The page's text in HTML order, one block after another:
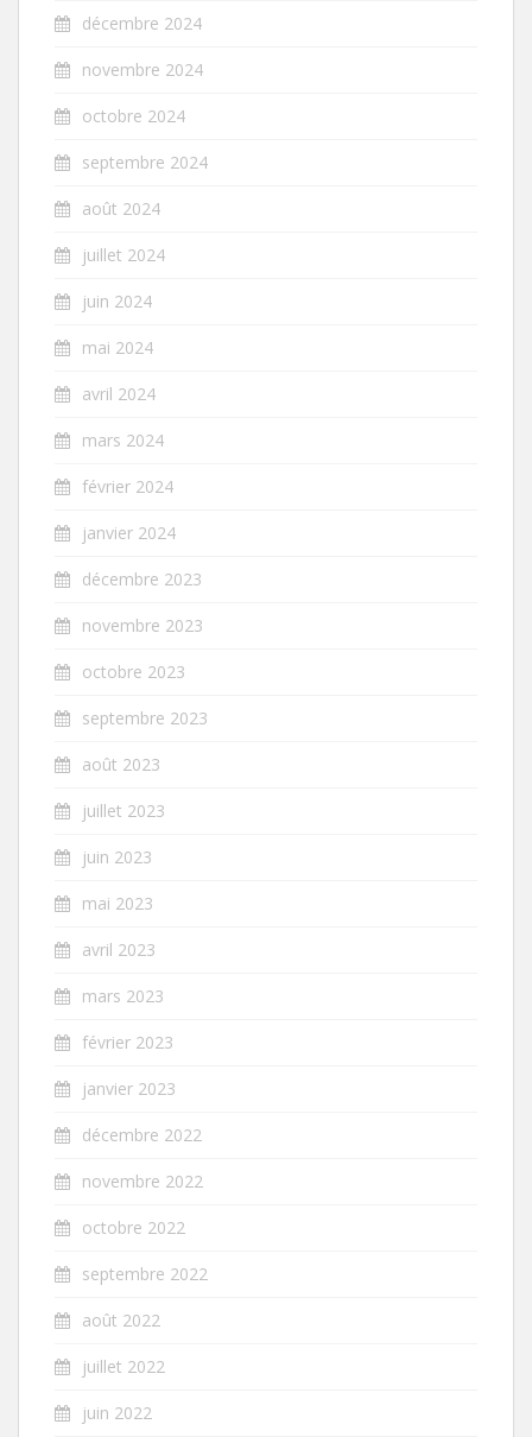
décembre 2024
novembre 2024
octobre 2024
septembre 2024
août 2024
juillet 2024
juin 2024
mai 2024
avril 2024
mars 2024
février 2024
janvier 2024
décembre 2023
novembre 2023
octobre 2023
septembre 2023
août 2023
juillet 2023
juin 2023
mai 2023
avril 2023
mars 2023
février 2023
janvier 2023
décembre 2022
novembre 2022
octobre 2022
septembre 2022
août 2022
juillet 2022
juin 2022